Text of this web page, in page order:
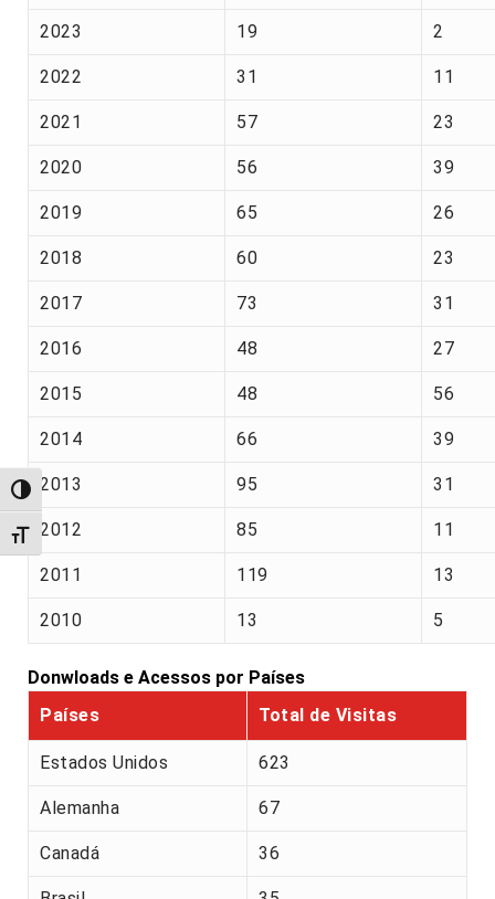
Alternar alto contraste
Alternar tamanho da fonte
2023 19 2
2022 31 11
2021 57 23
2020 56 39
2019 65 26
2018 60 23
2017 73 31
2016 48 27
2015 48 56
2014 66 39
2013 95 31
2012 85 11
2011 119 13
2010 13 5
Donwloads e Acessos por Países
Países
Total de Visitas
Estados Unidos 623
Alemanha 67
Canadá 36